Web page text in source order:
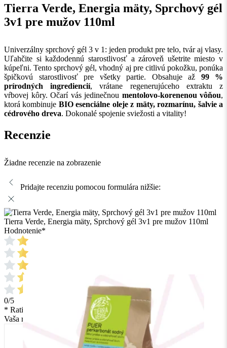
Tierra Verde, Energia mäty, Sprchový gél
3v1 pre mužov 110ml
Univerzálny sprchový gél 3 v 1: jeden produkt pre telo, tvár aj vlasy.
Uľahčite si každodennú starostlivosť a zároveň ušetrite miesto v
kúpeľni. Tento sprchový gél, vhodný aj pre citlivú pokožku, ponúka
špičkovú starostlivosť pre všetky partie. Obsahuje až 99 %
prírodných ingrediencií, vrátane regenerujúceho extraktu z
vŕbovej kôry. Očarí vás jedinečnou mentolovo-korenenou vôňou,
ktorá kombinuje BIO esenciálne oleje z mäty, rozmarínu, šalvie a
cédrového dreva. Dokonalé spojenie sviežosti a vitality!
Recenzie
Žiadne recenzie na zobrazenie
Pridajte recenziu pomocou formulára nižšie:
Tierra Verde, Energia mäty, Sprchový gél 3v1 pre mužov 110ml
Hodnotenie*
0/5
* Rating is required
Vaša recenzia